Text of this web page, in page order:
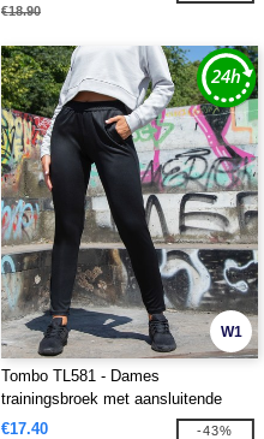
€18.90
W1
Tombo TL581 - Dames
trainingsbroek met aansluitende
pijpen
€17.40 -43%